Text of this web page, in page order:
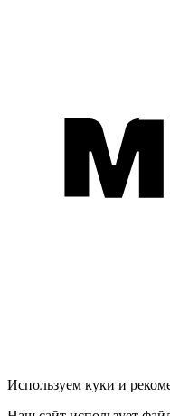
Используем куки и